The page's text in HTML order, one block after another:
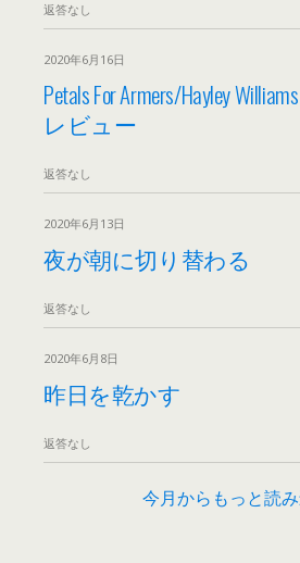
返答なし
2020年6月16日
Petals For Armers/Hayley
レビュー
返答なし
2020年6月13日
夜が朝に切り替わる
返答なし
2020年6月8日
昨日を乾かす
返答なし
今月からもっと読